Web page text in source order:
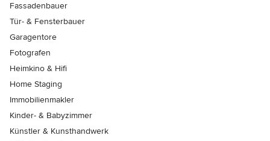
Fassadenbauer
Tür- & Fensterbauer
Garagentore
Fotografen
Heimkino & Hifi
Home Staging
Immobilienmakler
Kinder- & Babyzimmer
Künstler & Kunsthandwerk